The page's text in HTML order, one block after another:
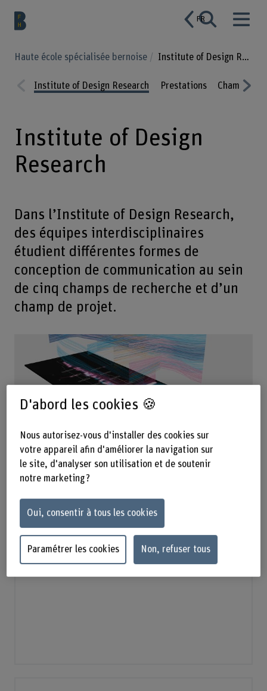
FR
Haute école spécialisée bernoise Institute of Design Research
ious
Institute of Design Research Prestations Champs de
Institute of Design
Research
Dans l’Institute of Design Research,
des équipes interdisciplinaires
étudient différentes formes de
conception de communication au sein
de cinq champs de recherche et d’un
champ de projet.
Offre de services
D'abord les cookies 🍪
Nous autorisez-vous d'installer des cookies sur
votre appareil afin d'améliorer la navigation sur
le site, d'analyser son utilisation et de soutenir
notre marketing ?
Oui, consentir à tous les cookies
Paramétrer les cookies Non, refuser tous